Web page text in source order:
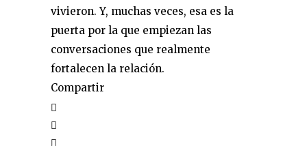
vivieron. Y, muchas veces, esa es la
puerta por la que empiezan las
conversaciones que realmente
fortalecen la relación.
Compartir